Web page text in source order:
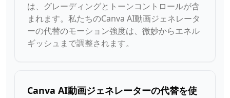
は、グレーディングとトーンコントロールが含
まれます。私たちのCanva AI動画ジェネレータ
ーの代替のモーション強度は、微妙からエネル
ギッシュまで調整されます。
Canva AI動画ジェネレーターの代替を使